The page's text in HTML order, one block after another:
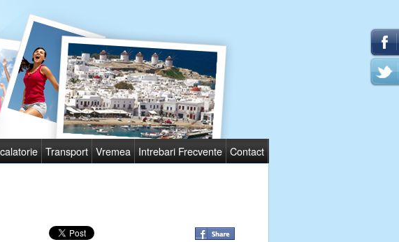
Transport Vremea Intrebari Frecvente Contact